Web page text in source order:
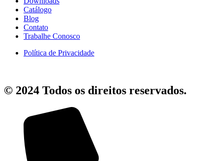
Catálogo
Blog
Contato
Trabalhe Conosco
Política de Privacidade
© 2024 Todos os direitos reservados.